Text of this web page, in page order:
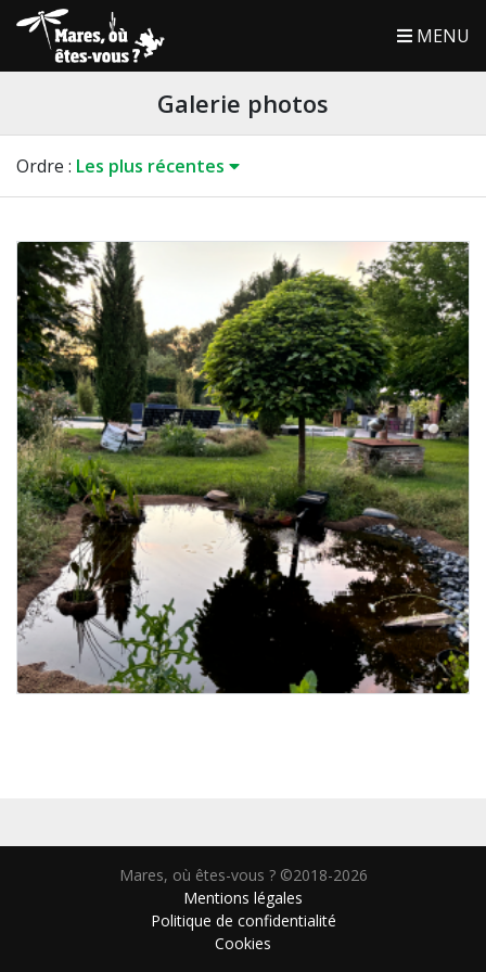
MENU
Galerie photos
Ordre : Les plus récentes
Mares, où êtes-vous ? ©2018-2026
Mentions légales
Politique de confidentialité
Cookies